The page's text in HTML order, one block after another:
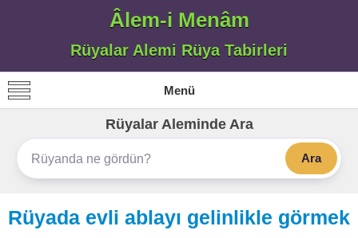
Âlem-i Menâm
Rüyalar Alemi Rüya Tabirleri
Menü
Rüyalar Aleminde Ara
Ara
Rüyada evli ablayı gelinlikle görmek